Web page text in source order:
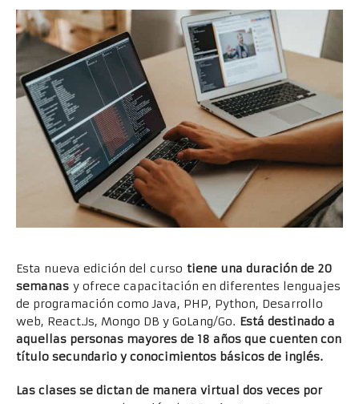
Esta nueva edición del curso tiene una duración de 20
semanas y ofrece capacitación en diferentes lenguajes
de programación como Java, PHP, Python, Desarrollo
web, React.Js, Mongo DB y GoLang/Go. Está destinado a
aquellas personas mayores de 18 años que cuenten con
título secundario y conocimientos básicos de inglés.
Las clases se dictan de manera virtual dos veces por